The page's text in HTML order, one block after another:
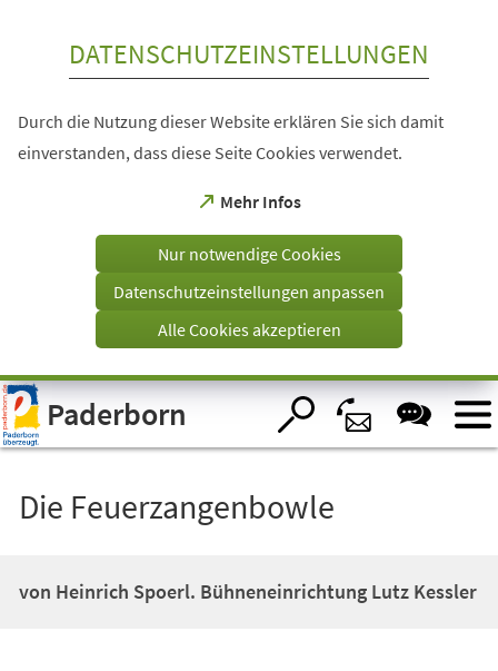
Visuelle
Assistenzsoftware
öffnen.
DATENSCHUTZEINSTELLUNGEN
Durch die Nutzung dieser Website erklären Sie sich damit
einverstanden, dass diese Seite Cookies verwendet.
Mehr Infos
(Öffnet
einem
Tab)
Nur notwendige Cookies
Datenschutzeinstellungen anpassen
Alle Cookies akzeptieren
Paderborn
Die Feuerzangenbowle
von Heinrich Spoerl. Bühneneinrichtung Lutz Kessler